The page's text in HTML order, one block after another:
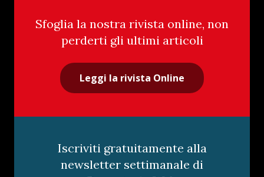
Sfoglia la nostra rivista online, non
perderti gli ultimi articoli
Leggi la rivista Online
Iscriviti gratuitamente alla
newsletter settimanale di